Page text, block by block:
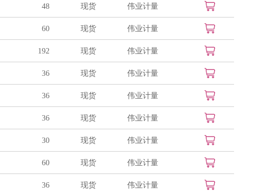
48 现货 伟业计量
60 现货 伟业计量
192 现货 伟业计量
36 现货 伟业计量
36 现货 伟业计量
36 现货 伟业计量
30 现货 伟业计量
60 现货 伟业计量
36 现货 伟业计量